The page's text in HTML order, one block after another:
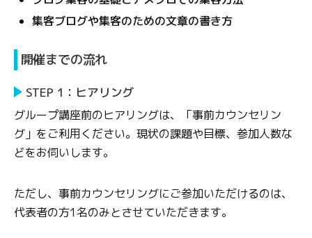
集客ブログや集客のための文章の書き方
開催までの流れ
STEP 1：ヒアリング
グループ講座前のヒアリングは、「事前カウンセリン
グ」をご利用ください。現状の課題や目標、参加人数な
どをお伺いします。
ただし、事前カウンセリングにご参加いただけるのは、
代表者の方1名のみとさせていただきます。